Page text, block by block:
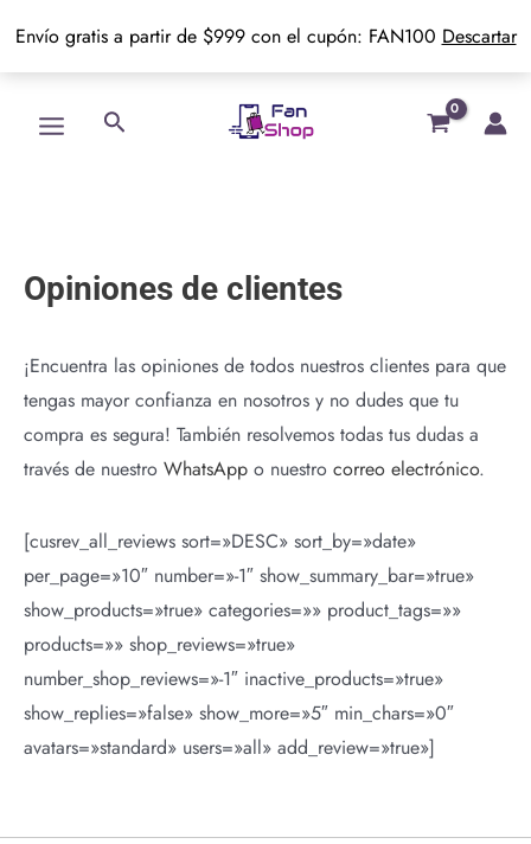
Envío gratis a partir de $999 con el cupón: FAN100 Descartar
Menu
Buscar
Opiniones de clientes
¡Encuentra las opiniones de todos nuestros clientes para que
tengas mayor confianza en nosotros y no dudes que tu
compra es segura! También resolvemos todas tus dudas a
través de nuestro WhatsApp o nuestro correo electrónico.
[cusrev_all_reviews sort=»DESC» sort_by=»date»
per_page=»10″ number=»-1″ show_summary_bar=»true»
show_products=»true» categories=»» product_tags=»»
products=»» shop_reviews=»true»
number_shop_reviews=»-1″ inactive_products=»true»
show_replies=»false» show_more=»5″ min_chars=»0″
avatars=»standard» users=»all» add_review=»true»]